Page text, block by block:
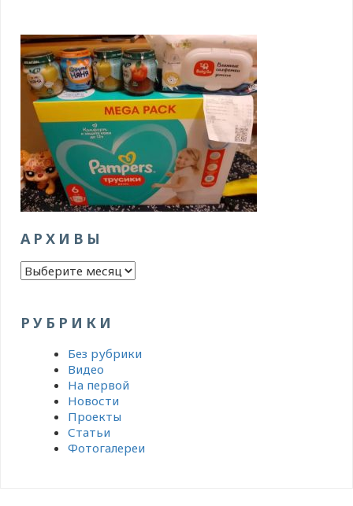
АРХИВЫ
Архивы
РУБРИКИ
Без рубрики
Видео
На первой
Новости
Проекты
Статьи
Фотогалереи